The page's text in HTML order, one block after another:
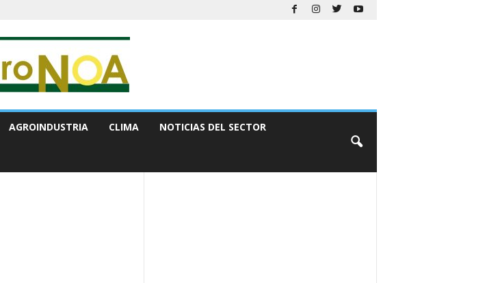
AGROINDUSTRIA CLIMA NOTICIAS DEL SECTOR